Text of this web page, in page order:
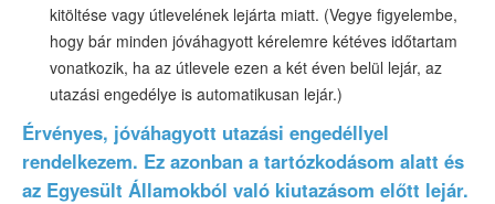
kitöltése vagy útlevelének lejárta miatt. (Vegye figyelembe,
hogy bár minden jóváhagyott kérelemre kétéves időtartam
vonatkozik, ha az útlevele ezen a két éven belül lejár, az
utazási engedélye is automatikusan lejár.)
Érvényes, jóváhagyott utazási engedéllyel
rendelkezem. Ez azonban a tartózkodásom alatt és
az Egyesült Államokból való kiutazásom előtt lejár.